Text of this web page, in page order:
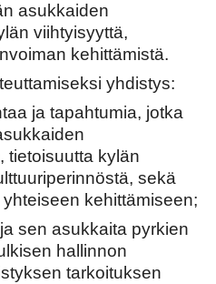
asukkaiden
viihtyisyyttä,
kehittämistä.
yhdistys:
ja tapahtumia, jotka
tietoisuutta kylän
sekä
kehittämiseen;
sen asukkaita pyrkien
hallinnon
tarkoituksen